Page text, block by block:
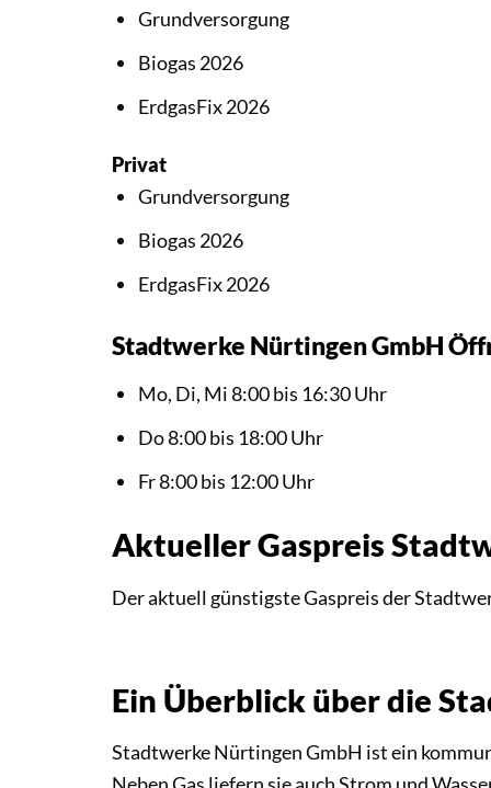
Grundversorgung
Biogas 2026
ErdgasFix 2026
Privat
Grundversorgung
Biogas 2026
ErdgasFix 2026
Stadtwerke Nürtingen GmbH
Mo, Di, Mi 8:00 bis 16:30 Uhr
Do 8:00 bis 18:00 Uhr
Fr 8:00 bis 12:00 Uhr
Aktueller Gaspreis
Der aktuell günstigste Gaspreis der
Ein Überblick über die
Stadtwerke Nürtingen GmbH ist ein